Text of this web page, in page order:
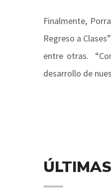
Finalmente,
Regreso a
entre otras.
desarrollo de